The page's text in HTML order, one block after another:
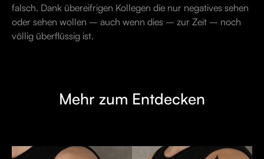
falsch. Dank übereifrigen Kollegen die nur negatives sehen
oder sehen wollen – auch wenn dies – zur Zeit – noch
völlig überflüssig ist.
Mehr zum Entdecken